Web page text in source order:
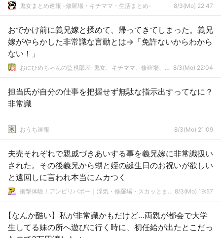
鬼女まとめ速報 -修羅場・キチママ・生活まとめ- 8/3(Mo) 22:47
おでかけ前に義兄嫁と揉めて、帰ってきてしまった。義兄
嫁がやらかした非常識な言動とは→「免許ないからわから
ない！」
おにひめちゃんの監視部屋-鬼女、キチママ、修羅場、生活まとめ- 8/3(Mo) 22:04
担当氏が自分の仕事を把握せず無駄な指示出すってなに？
非常識
おうち速報 8/3(Mo) 21:09
夫売それぞれで親戚づきあいする事を義兄嫁に非常識扱い
された。その後義兄から甥と姪の誕生日のお祝いが欲しい
と遠回しに言われ本当にムカつく
衝撃体験！アンビリバボー｜浮気・修羅場・スカッとまとめ 8/3(Mo) 19:57
【なんか酷い】私が非常識かもだけど…両親が都会で大学
生してる妹の所へ遊びに行く時に、初任給が出たとこだっ